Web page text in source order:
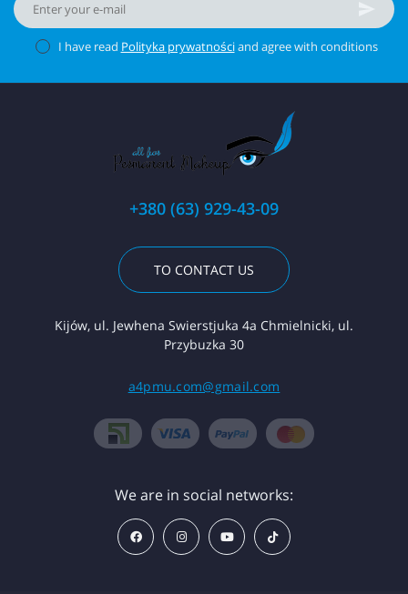
I have read Polityka prywatnościand agree with conditions
+380 (63) 929-43-09
TO CONTACT US
Kijów, ul. Jewhena Swierstjuka 4a Chmielnicki, ul.
Przybuzka 30
a4pmu.com@gmail.com
We are in social networks: